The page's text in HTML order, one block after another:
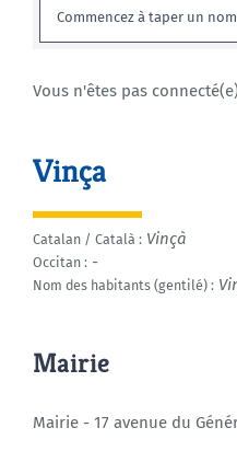
Rechercher:
Vous n'êtes pas
Vinça
Catalan / Català : Vinçà
Occitan : -
Nom des habitants (gentilé) :
Mairie
Mairie - 17 avenue du